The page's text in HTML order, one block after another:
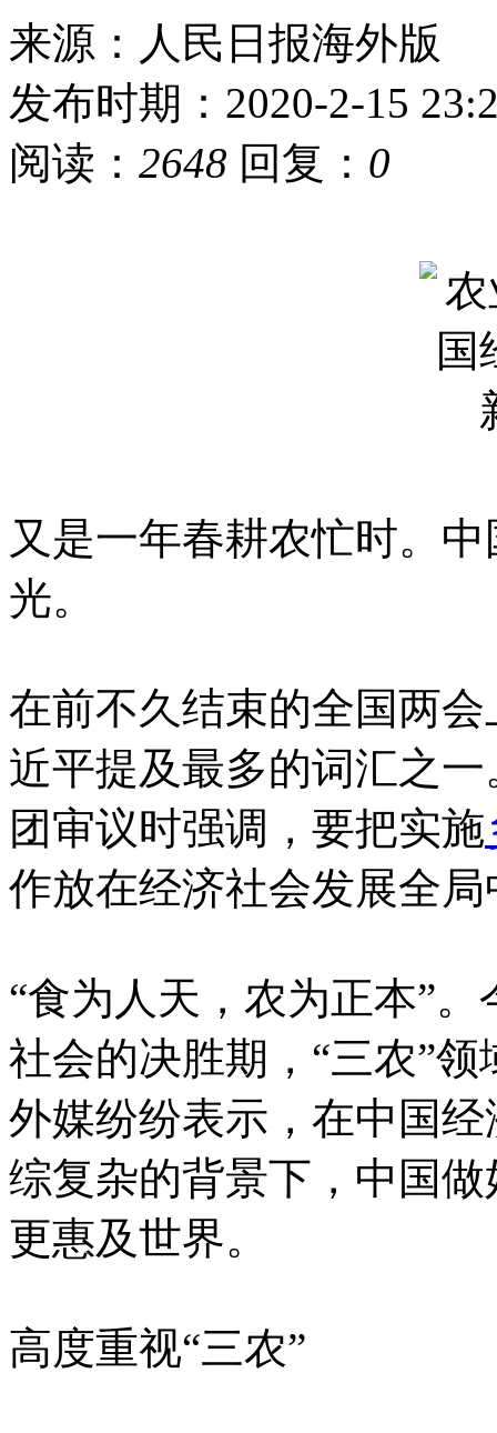
来源：人民日报海外版
发布时期：2020-2-15
阅读： 2648 回复： 0
又是一年春耕农忙时。
光。
在前不久结束的全国两
近平提及最多的词汇之
团审议时强调，要把实施
作放在经济社会发展全
“食为人天，农为正本”
社会的决胜期，“三农”
外媒纷纷表示，在中国
综复杂的背景下，中国
更惠及世界。
高度重视“三农”